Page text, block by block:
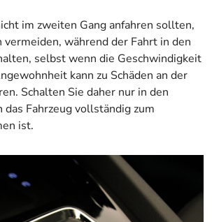
im zweiten Gang anfahren sollten,
vermeiden, während der Fahrt in den
selbst wenn die Geschwindigkeit
kann zu Schäden an der
Schalten Sie daher nur in den
das Fahrzeug vollständig zum
ist.